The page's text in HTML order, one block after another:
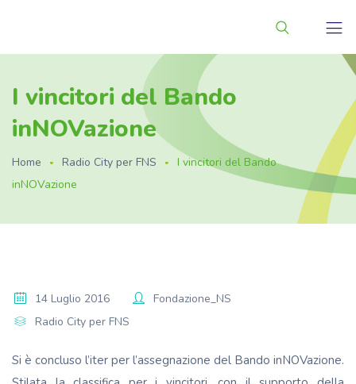
I vincitori del Bando
inNOVazione
Home Radio City per FNS
I vincitori del Bando
inNOVazione
14 Luglio 2016
Fondazione_NS
Radio City per FNS
Si è concluso l’iter per l’assegnazione del Bando inNOVazione.